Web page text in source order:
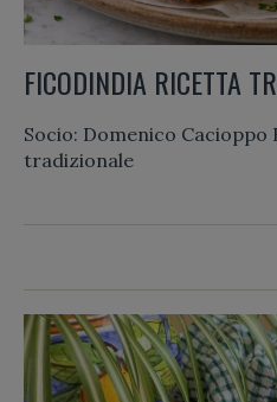
FICODINDIA RICETTA
Socio: Domenico
tradizionale